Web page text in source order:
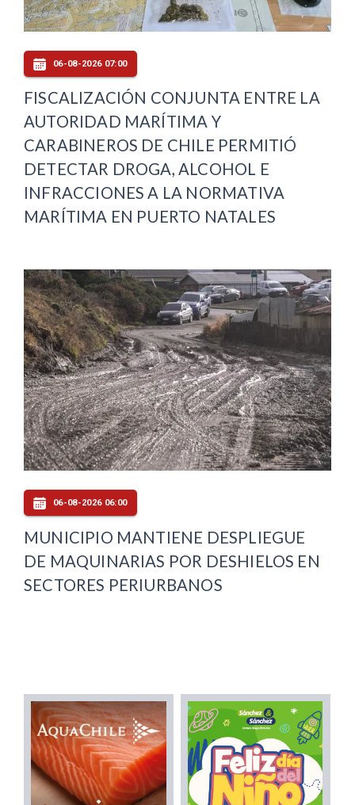
06-08-2026 07:00
FISCALIZACIÓN CONJUNTA ENTRE LA
AUTORIDAD MARÍTIMA Y
CARABINEROS DE CHILE PERMITIÓ
DETECTAR DROGA, ALCOHOL E
INFRACCIONES A LA NORMATIVA
MARÍTIMA EN PUERTO NATALES
06-08-2026 06:00
MUNICIPIO MANTIENE DESPLIEGUE
DE MAQUINARIAS POR DESHIELOS EN
SECTORES PERIURBANOS